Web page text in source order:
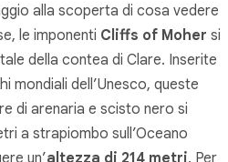
alla scoperta di cosa vedere
le imponenti Cliffs of Moher si
della contea di Clare. Inserite
mondiali dell’Unesco, queste
di arenaria e scisto nero si
a strapiombo sull’Oceano
un’altezza di 214 metri. Per